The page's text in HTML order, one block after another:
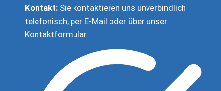
Kontakt:Sie kontaktieren uns unverbindlich
telefonisch, per E-Mail oder über unser
Kontaktformular.